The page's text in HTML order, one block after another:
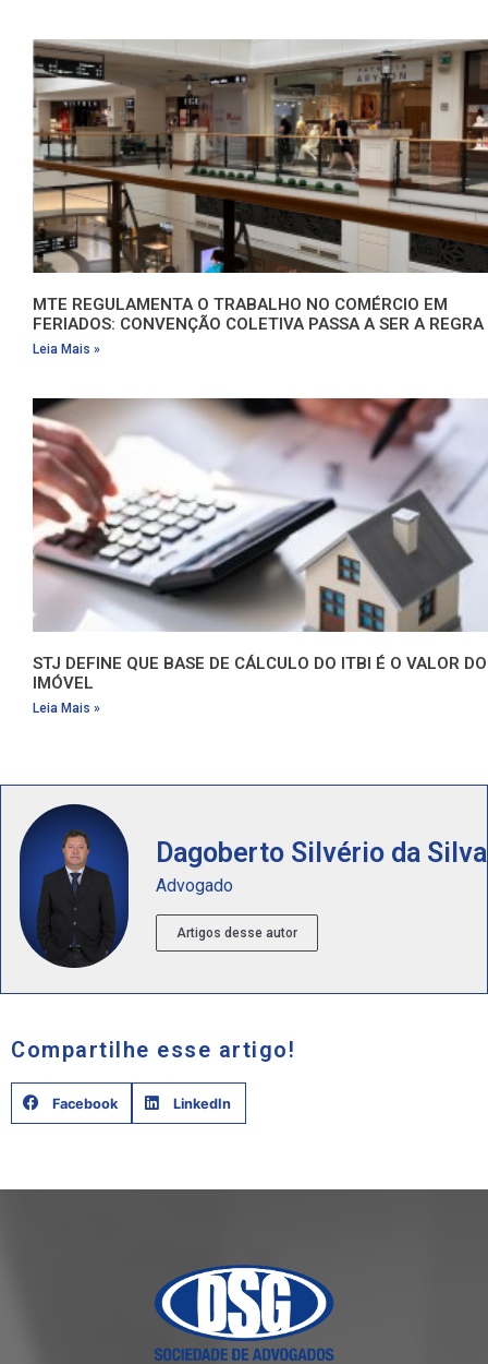
MTE REGULAMENTA O TRABALHO NO COMÉRCIO EM
FERIADOS: CONVENÇÃO COLETIVA PASSA A SER A REGRA
Leia Mais »
STJ DEFINE QUE BASE DE CÁLCULO DO ITBI É O VALOR DO
IMÓVEL
Leia Mais »
Dagoberto Silvério da Silva
Advogado
Artigos desse autor
Compartilhe esse artigo!
Facebook LinkedIn